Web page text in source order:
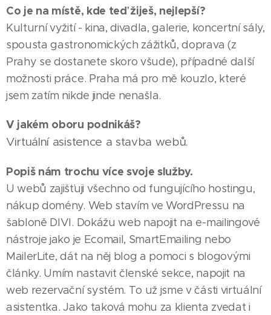
Co je na místě, kde teď žiješ, nejlepší?
Kulturní vyžití - kina, divadla, galerie, koncertní sály,
spousta gastronomických zážitků, doprava (z
Prahy se dostanete skoro všude), případné další
možnosti práce. Praha má pro mě kouzlo, které
jsem zatím nikde jinde nenašla.
V jakém oboru podnikáš?
Virtuální asistence a stavba webů.
Popiš nám trochu více svoje služby.
U webů zajišťuji všechno od fungujícího hostingu,
nákup domény. Web stavím ve WordPressu na
šabloně DIVI. Dokážu web napojit na e-mailingové
nástroje jako je Ecomail, SmartEmailing nebo
MailerLite, dát na něj blog a pomoci s blogovými
články. Umím nastavit členské sekce, napojit na
web rezervační systém. To už jsme v části virtuální
asistentka. Jako taková mohu za klienta zvedat i